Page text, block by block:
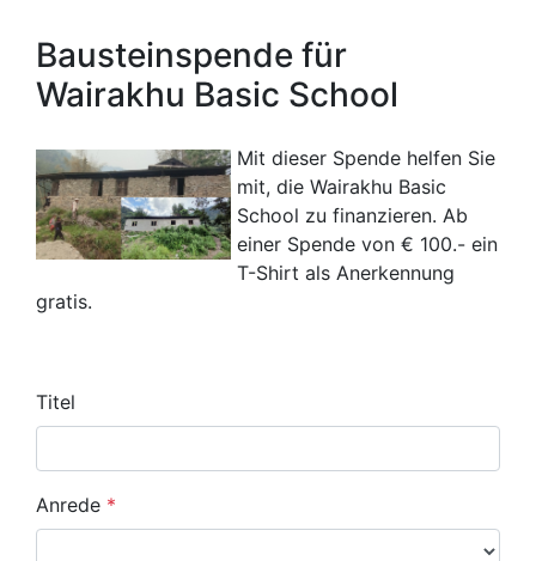
Bausteinspende für
Wairakhu Basic School
Mit dieser Spende helfen Sie
mit, die Wairakhu Basic
School zu finanzieren. Ab
einer Spende von € 100.- ein
T-Shirt als Anerkennung
gratis.
Titel
Anrede *